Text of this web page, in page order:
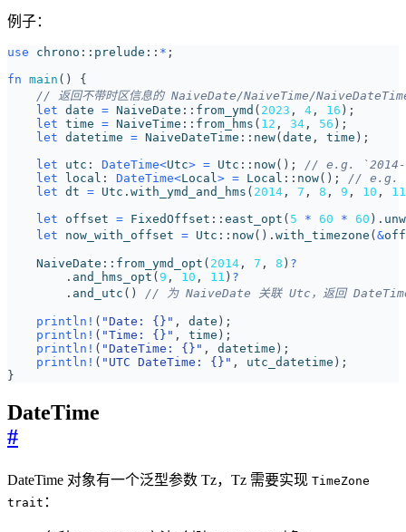
例子：
use chrono :: prelude :: * ;
fn main () {
let date = NaiveDate :: from_ymd ( 2023 , 4 , 16 );
let time = NaiveTime :: from_hms ( 12 , 34 , 56 );
let datetime = NaiveDateTime :: new( date , time );
let
utc : DateTime<Utc> = Utc :: now();
let
local : DateTime<Local> = Local :: now();
let dt = Utc . with_ymd_and_hms ( 2014 , 7 , 8 , 9 , 10 ,
11
let
offset = FixedOffset :: east_opt ( 5 * 60 * 60 ).
let
now_with_offset = Utc :: now(). with_timezone ( &
NaiveDate :: from_ymd_opt ( 2014 , 7 , 8 ) ?
. and_hms_opt ( 9 , 10 , 11 ) ?
. and_utc ()
println! ( "Date: {} " , date );
println! ( "Time: {} " , time );
println! ( "DateTime: {} " , datetime );
println! ( "UTC DateTime: {} " , utc_datetime );
}
DateTime
#
DateTime 对象有一个泛型参数 Tz，Tz 需要实现 TimeZone
trait ：